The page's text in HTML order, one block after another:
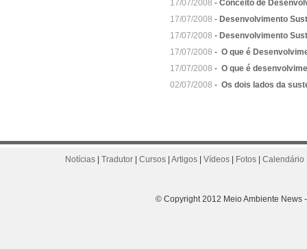
17/07/2008 - Conceito de
17/07/2008 - Desenvolvimento
17/07/2008 - Desenvolvimento
17/07/2008 - O que é
17/07/2008 - O que é
02/07/2008 - Os dois lados da
Notícias Tradutor Cursos Artigos Vídeos Fotos Calendário
© Copyright 2012 Meio Ambiente News